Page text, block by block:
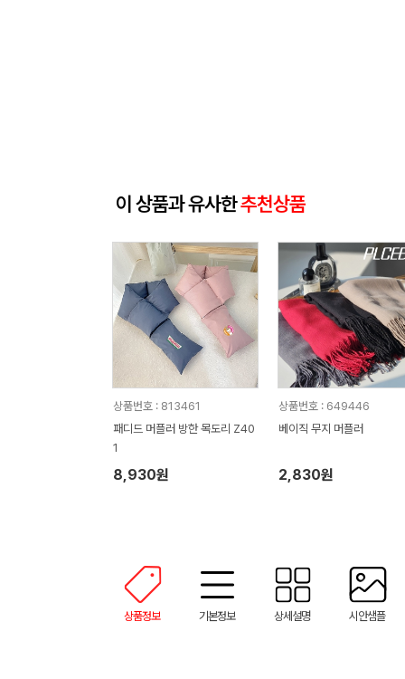
이 상품과 유사한추천상품
상품번호 : 813461
패디드 머플러 방한 목도리 Z40
1
8,930원
상품번호 : 649446
베이직 무지 머플러
2,830원
상품정보 기본정보 상세설명 시안샘플